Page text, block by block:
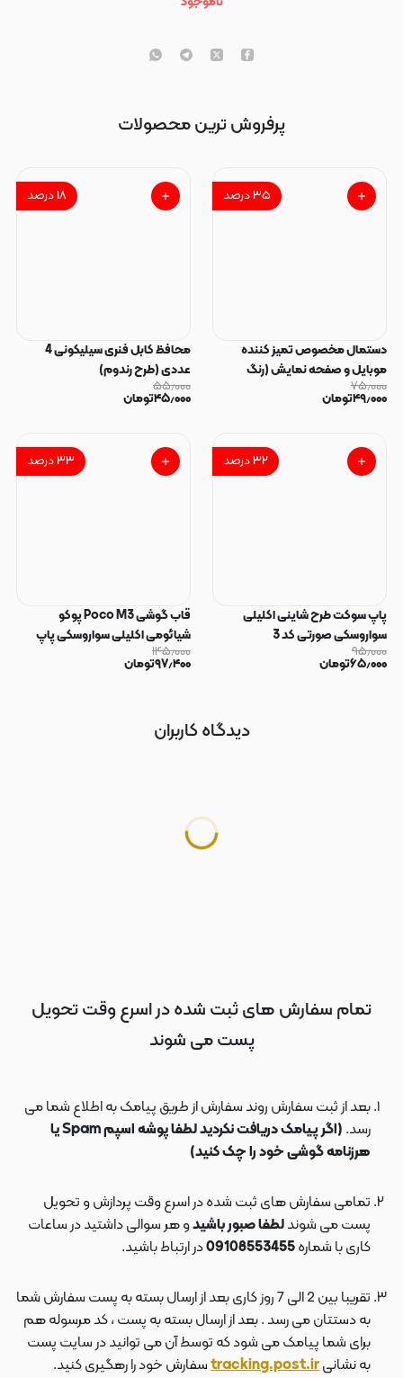
پرفروش ترین محصولات
۳۵درصد
دستمال مخصوص تمیز کننده
موبایل و صفحه نمایش (رنگ
رندوم)
۷۵٫۰۰۰
۴۹٫۰۰۰تومان
۱۸درصد
محافظ کابل فنری سیلیکونی 4
عددی (طرح رندوم)
۵۵٫۰۰۰
۴۵٫۰۰۰تومان
۳۲درصد
پاپ سوکت طرح شاینی اکلیلی
سواروسکی صورتی کد 3
۹۵٫۰۰۰
۶۵٫۰۰۰تومان
۳۳درصد
قاب گوشی Poco M3 پوکو
شیائومی اکلیلی سواروسکی پاپ
سوکت دار محافظ لنز دار صورتی کد
۱۴۵٫۰۰۰
۹۷٫۴۰۰تومان
دیدگاه کاربران
تمام سفارش های ثبت شده در اسرع وقت تحویل
پست می شوند
بعد از ثبت سفارش روند سفارش از طریق پیامک به اطلاع شما می
رسد.
(اگر پیامک دریافت نکردید لطفا پوشه اسپم Spam یا
هرزنامه گوشی خود را چک کنید)
تمامی سفارش های ثبت شده در اسرع وقت پردازش و تحویل
پست می شوندلطفا صبور باشیدو هر سوالی داشتید در ساعات
کاری با شماره
در ارتباط باشید.
تقریبا بین 2 الی 7 روز کاری بعد از ارسال بسته به پست سفارش شما
به دستتان می رسد . بعد از ارسال بسته به پست ، کد مرسوله هم
برای شما پیامک می شود که توسط آن می توانید در سایت پست
به نشانیtracking.post.irسفارش خود را رهگیری کنید.